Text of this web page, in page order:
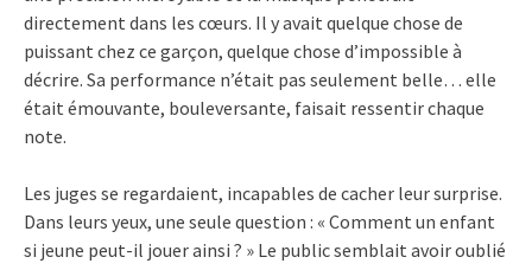
directement dans les cœurs. Il y avait quelque chose de
puissant chez ce garçon, quelque chose d’impossible à
décrire. Sa performance n’était pas seulement belle… elle
était émouvante, bouleversante, faisait ressentir chaque
note.
Les juges se regardaient, incapables de cacher leur surprise.
Dans leurs yeux, une seule question : « Comment un enfant
si jeune peut-il jouer ainsi ? » Le public semblait avoir oublié